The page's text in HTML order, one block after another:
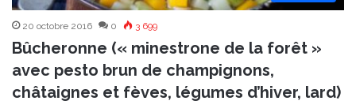
20 octobre 2016 0 3 699
Bûcheronne (« minestrone de la forêt »
avec pesto brun de champignons,
châtaignes et fèves, légumes d’hiver, lard)